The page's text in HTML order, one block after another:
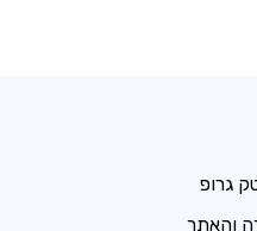
גרופ
והאתר